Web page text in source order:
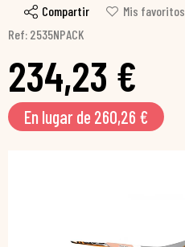
Compartir
Mis favoritos
Ref: 2535NPACK
234,23 €
En lugar de 260,26 €